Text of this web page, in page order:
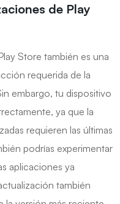
de Play
Store también es una
requerida de la
embargo, tu dispositivo
ya que la
requieren las últimas
podrías experimentar
aplicaciones ya
también